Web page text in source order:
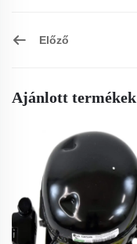
Előző
Ajánlott termékek